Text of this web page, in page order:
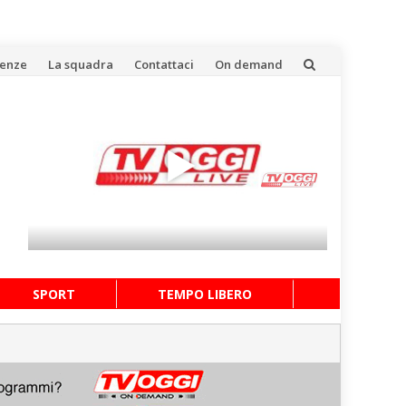
La squadra Contattaci On demand
SPORT TEMPO LIBERO